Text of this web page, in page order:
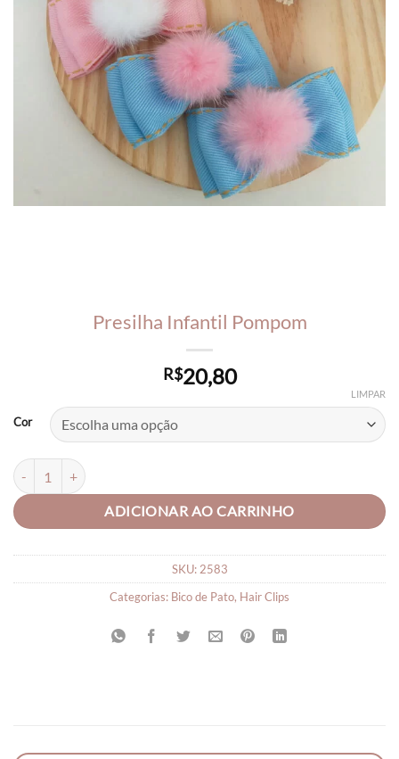
Presilha Infantil Pompom
R$20,80
Cor
LIMPAR
Presilha Infantil Pompom quantidade
ADICIONAR AO CARRINHO
SKU: 2583
Categorias: Bico de Pato, Hair Clips